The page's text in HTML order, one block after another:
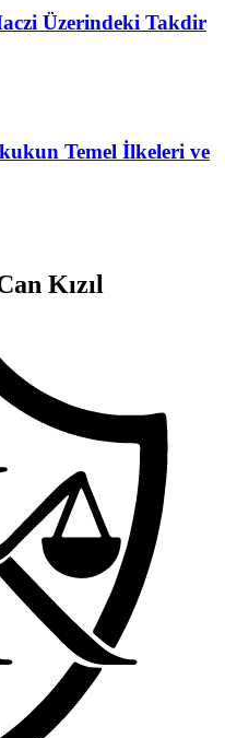
Üzerindeki Takdir
Temel İlkeleri ve
Kızıl